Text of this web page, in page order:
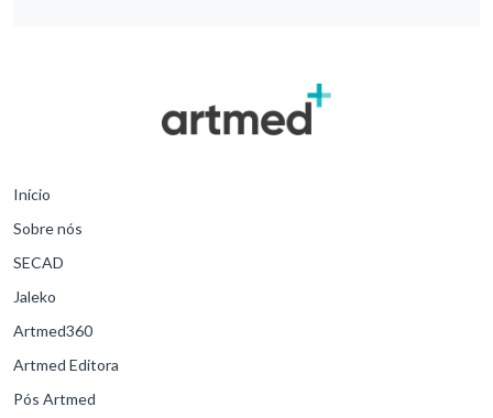
Início
Sobre nós
SECAD
Jaleko
Artmed360
Artmed Editora
Pós Artmed